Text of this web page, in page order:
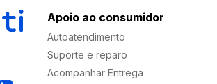
Apoio ao consumidor
Autoatendimento
Suporte e reparo
Acompanhar Entrega